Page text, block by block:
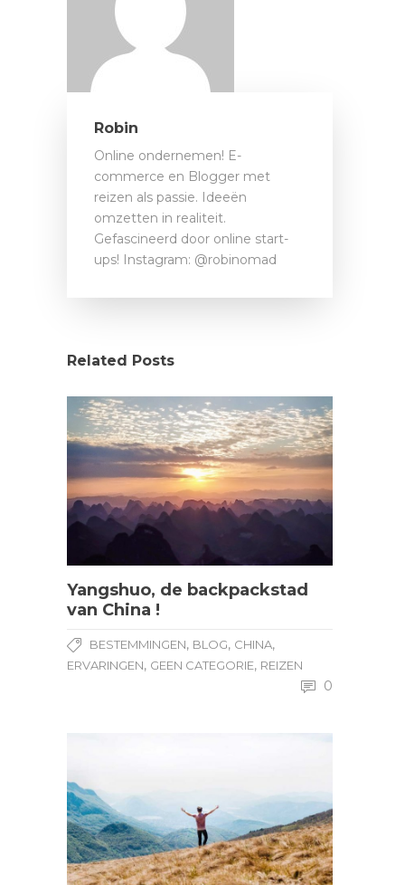
Robin
Online ondernemen! E-
commerce en Blogger met
reizen als passie. Ideeën
omzetten in realiteit.
Gefascineerd door online start-
ups! Instagram: @robinomad
Related Posts
Yangshuo, de backpackstad
van China !
BESTEMMINGEN, BLOG, CHINA,
ERVARINGEN, GEEN CATEGORIE, REIZEN
0